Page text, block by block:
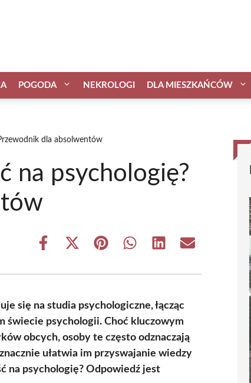
POGODA NEKROLOGI DLA MIESZKAŃCÓW
dla absolwentów
na psychologię?
Share
Share
(Twitter)
Share Share Share Share
się na studia psychologiczne, łącząc
świecie psychologii. Choć kluczowym
obcych, osoby te często odznaczają
ułatwia im przyswajanie wiedzy
na psychologię? Odpowiedź jest